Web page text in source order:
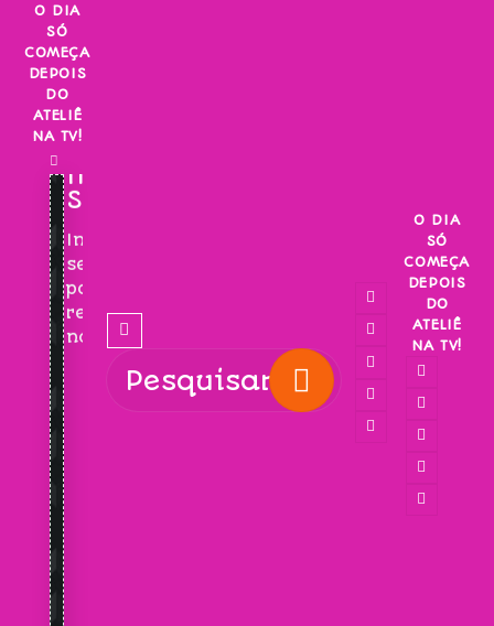
Skip
content
O DIA
SÓ
COMEÇA
DEPOIS
DO
ATELIÊ
NA TV!
INSCREVA-
SE!
Inscreva-
se
para
receber
novidades!
O DIA
SÓ
COMEÇA
DEPOIS
DO
ATELIÊ
NA TV!